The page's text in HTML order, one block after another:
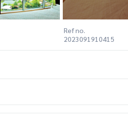
Ref no.
2023091910415